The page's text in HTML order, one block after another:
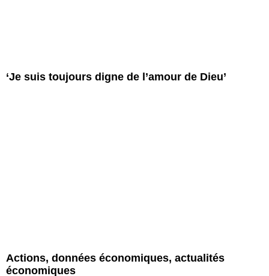
‘Je suis toujours digne de l’amour de Dieu’
Actions, données économiques, actualités
économiques